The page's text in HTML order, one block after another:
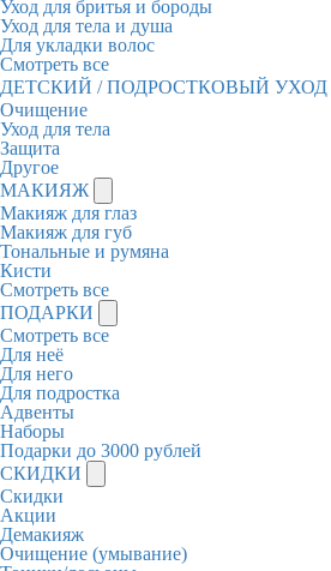
Уход для бритья и бороды
Уход для тела и душа
Для укладки волос
Смотреть все
ДЕТСКИЙ / ПОДРОСТКОВЫЙ УХОД
Очищение
Уход для тела
Защита
Другое
МАКИЯЖ
Макияж для глаз
Макияж для губ
Тональные и румяна
Кисти
Смотреть все
ПОДАРКИ
Смотреть все
Для неё
Для него
Для подростка
Адвенты
Наборы
Подарки до 3000 рублей
СКИДКИ
Скидки
Акции
Демакияж
Очищение (умывание)